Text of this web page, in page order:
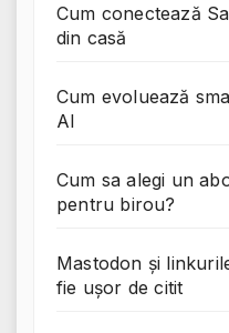
Cum conectează
din casă
Cum evoluează
AI
Cum sa alegi un
pentru birou?
Mastodon și
fie ușor de citit